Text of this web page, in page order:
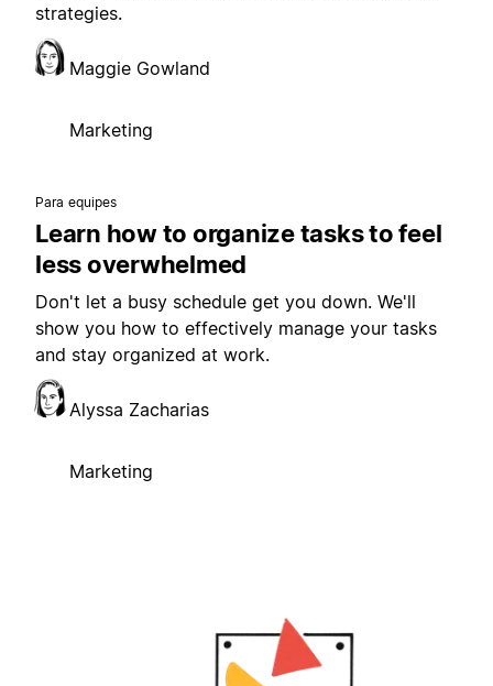
strategies.
Maggie Gowland
Marketing
Para equipes
Learn how to organize tasks to feel
less overwhelmed
Don't let a busy schedule get you down. We'll
show you how to effectively manage your tasks
and stay organized at work.
Alyssa Zacharias
Marketing